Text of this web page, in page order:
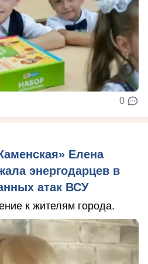
0
Елена
энергодарцев в
атак ВСУ
к жителям города.